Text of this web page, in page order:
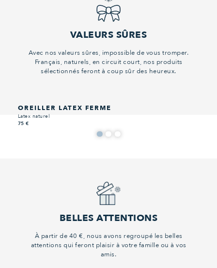
VALEURS SÛRES
Avec nos valeurs sûres, impossible de vous tromper.
Français, naturels, en circuit court, nos produits
sélectionnés feront à coup sûr des heureux.
OREILLER LATEX FERME
Latex naturel
75 €
BELLES ATTENTIONS
À partir de 40 €, nous avons regroupé les belles
attentions qui feront plaisir à votre famille ou à vos
amis.